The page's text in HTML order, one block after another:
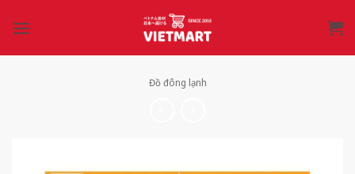
qua
Đồ đông lạnh